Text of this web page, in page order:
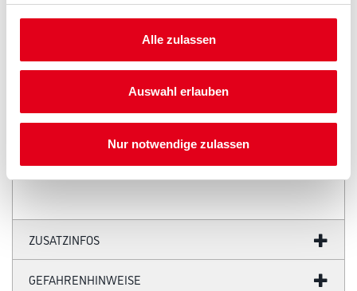
Alle zulassen
Auswahl erlauben
Nur notwendige zulassen
- Elastisch und gute Haftfestigkeit
- Gut schleifbar
ZUSATZINFOS
GEFAHRENHINWEISE